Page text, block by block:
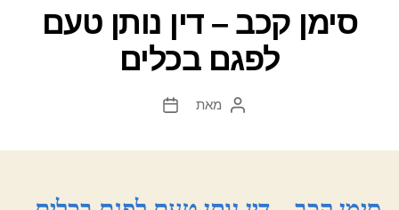
סימן קכב – דין נותן טעם
לפגם בכלים
המחבר
מאת
תאריך